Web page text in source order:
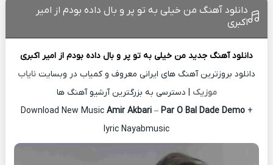
دانلود آهنگ من خیلی به تو پر و بال داده بودم از امیر
اکبری
دانلود آهنگ جدید من خیلی به تو پر و بال داده بودم از امیر اکبری
دانلود بروزترین آهنگ های ایرانی معروف و کمیاب در وبسایت نایاب
موزیک | دسترسی به بزرگترین آرشیو آهنگ ها
Download New Music Amir Akbari– Par O Bal Dade Demo+
lyric Nayabmusic